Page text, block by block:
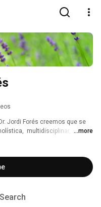
Jordi Forés creemos que se
multidisciplinar,
enfermedad y así poder
restablecer nuestra salud.
...more
Search